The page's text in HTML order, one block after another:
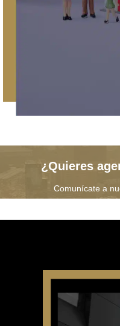
Gestión y
en
¿Quieres
Comunícate a